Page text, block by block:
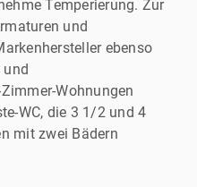
Temperierung. Zur
und
ebenso
und
Wohnungen
WC, die 3 1/2 und 4
mit zwei Bädern